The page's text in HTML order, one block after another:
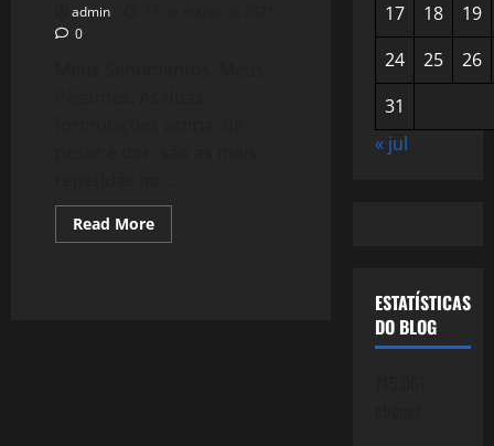
admin
0
Read MoreRead
more
17
18
19
24
25
26
31
« jul
ESTATÍSTICAS
DO BLOG